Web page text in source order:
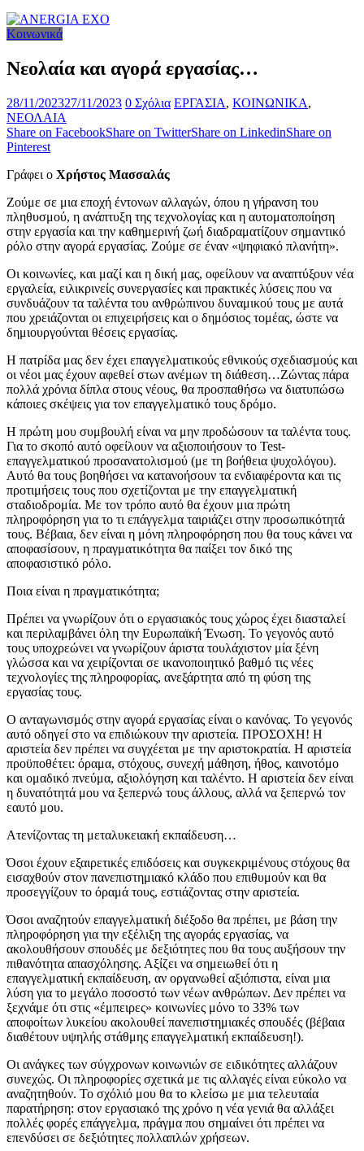
Κοινωνικά
Νεολαία και αγορά εργασίας…
28/11/202327/11/2023 0 Σχόλια ΕΡΓΑΣΙΑ, ΚΟΙΝΩΝΙΚΑ,
ΝΕΟΛΑΙΑ
Share on FacebookShare on TwitterShare on LinkedinShare on
Pinterest
Γράφει ο Χρήστος Μασσαλάς
Ζούμε σε μια εποχή έντονων αλλαγών, όπου η γήρανση του
πληθυσμού, η ανάπτυξη της τεχνολογίας και η αυτοματοποίηση
στην εργασία και την καθημερινή ζωή διαδραματίζουν σημαντικό
ρόλο στην αγορά εργασίας. Ζούμε σε έναν «ψηφιακό πλανήτη».
Οι κοινωνίες, και μαζί και η δική μας, οφείλουν να αναπτύξουν νέα
εργαλεία, ειλικρινείς συνεργασίες και πρακτικές λύσεις που να
συνδυάζουν τα ταλέντα του ανθρώπινου δυναμικού τους με αυτά
που χρειάζονται οι επιχειρήσεις και ο δημόσιος τομέας, ώστε να
δημιουργούνται θέσεις εργασίας.
Η πατρίδα μας δεν έχει επαγγελματικούς εθνικούς σχεδιασμούς και
οι νέοι μας έχουν αφεθεί στων ανέμων τη διάθεση…Ζώντας πάρα
πολλά χρόνια δίπλα στους νέους, θα προσπαθήσω να διατυπώσω
κάποιες σκέψεις για τον επαγγελματικό τους δρόμο.
Η πρώτη μου συμβουλή είναι να μην προδώσουν τα ταλέντα τους.
Για το σκοπό αυτό οφείλουν να αξιοποιήσουν το Test-
επαγγελματικού προσανατολισμού (με τη βοήθεια ψυχολόγου).
Αυτό θα τους βοηθήσει να κατανοήσουν τα ενδιαφέροντα και τις
προτιμήσεις τους που σχετίζονται με την επαγγελματική
σταδιοδρομία. Με τον τρόπο αυτό θα έχουν μια πρώτη
πληροφόρηση για το τι επάγγελμα ταιριάζει στην προσωπικότητά
τους. Βέβαια, δεν είναι η μόνη πληροφόρηση που θα τους κάνει να
αποφασίσουν, η πραγματικότητα θα παίξει τον δικό της
αποφασιστικό ρόλο.
Ποια είναι η πραγματικότητα;
Πρέπει να γνωρίζουν ότι ο εργασιακός τους χώρος έχει διασταλεί
και περιλαμβάνει όλη την Ευρωπαϊκή Ένωση. Το γεγονός αυτό
τους υποχρεώνει να γνωρίζουν άριστα τουλάχιστον μία ξένη
γλώσσα και να χειρίζονται σε ικανοποιητικό βαθμό τις νέες
τεχνολογίες της πληροφορίας, ανεξάρτητα από τη φύση της
εργασίας τους.
Ο ανταγωνισμός στην αγορά εργασίας είναι ο κανόνας. Το γεγονός
αυτό οδηγεί στο να επιδιώκουν την αριστεία. ΠΡΟΣΟΧΗ! Η
αριστεία δεν πρέπει να συγχέεται με την αριστοκρατία. Η αριστεία
προϋποθέτει: όραμα, στόχους, συνεχή μάθηση, ήθος, καινοτόμο
και ομαδικό πνεύμα, αξιολόγηση και ταλέντο. Η αριστεία δεν είναι
η δυνατότητά μου να ξεπερνώ τους άλλους, αλλά να ξεπερνώ τον
εαυτό μου.
Ατενίζοντας τη μεταλυκειακή εκπαίδευση…
Όσοι έχουν εξαιρετικές επιδόσεις και συγκεκριμένους στόχους θα
εισαχθούν στον πανεπιστημιακό κλάδο που επιθυμούν και θα
προσεγγίζουν το όραμά τους, εστιάζοντας στην αριστεία.
Όσοι αναζητούν επαγγελματική διέξοδο θα πρέπει, με βάση την
πληροφόρηση για την εξέλιξη της αγοράς εργασίας, να
ακολουθήσουν σπουδές με δεξιότητες που θα τους αυξήσουν την
πιθανότητα απασχόλησης. Αξίζει να σημειωθεί ότι η
επαγγελματική εκπαίδευση, αν οργανωθεί αξιόπιστα, είναι μια
λύση για το μεγάλο ποσοστό των νέων ανθρώπων. Δεν πρέπει να
ξεχνάμε ότι στις «έμπειρες» κοινωνίες μόνο το 33% των
αποφοίτων λυκείου ακολουθεί πανεπιστημιακές σπουδές (βέβαια
διαθέτουν υψηλής στάθμης επαγγελματική εκπαίδευση!).
Οι ανάγκες των σύγχρονων κοινωνιών σε ειδικότητες αλλάζουν
συνεχώς. Οι πληροφορίες σχετικά με τις αλλαγές είναι εύκολο να
αναζητηθούν. Το σχόλιό μου θα το κλείσω με μια τελευταία
παρατήρηση: στον εργασιακό της χρόνο η νέα γενιά θα αλλάξει
πολλές φορές επάγγελμα, πράγμα που σημαίνει ότι πρέπει να
επενδύσει σε δεξιότητες πολλαπλών χρήσεων.